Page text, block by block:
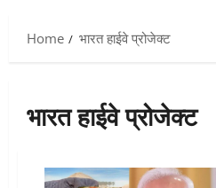
Home
भारत हाईवे प्रोजेक्ट
भारत हाईवे प्रोजेक्ट